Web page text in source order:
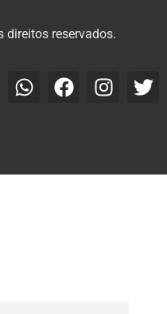
direitos reservados.